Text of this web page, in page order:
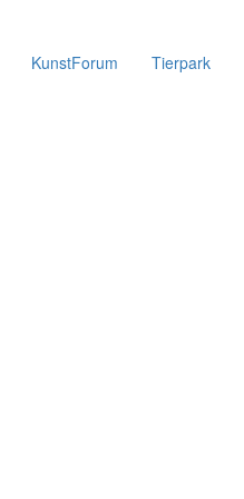
KunstForum Tierpark